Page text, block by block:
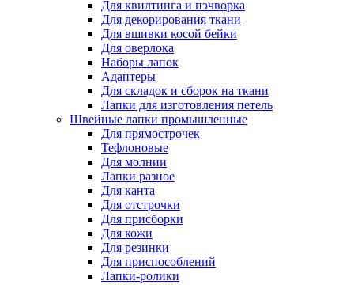
Для квилтинга и пэчворка
Для декорирования ткани
Для вшивки косой бейки
Для оверлока
Наборы лапок
Адаптеры
Для складок и сборок на ткани
Лапки для изготовления петель
Швейные лапки промышленные
Для прямострочек
Тефлоновые
Для молнии
Лапки разное
Для канта
Для отстрочки
Для присборки
Для кожи
Для резинки
Для приспособлений
Лапки-ролики